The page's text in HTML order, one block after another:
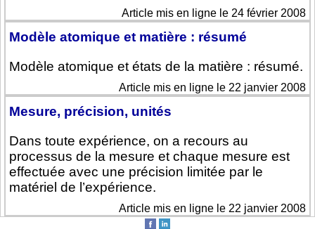
Article mis en ligne le 24 février 2008
Modèle atomique et matière : résumé
Modèle atomique et états de la matière : résumé.
Article mis en ligne le 22 janvier 2008
Mesure, précision, unités
Dans toute expérience, on a recours au
processus de la mesure et chaque mesure est
effectuée avec une précision limitée par le
matériel de l’expérience.
Article mis en ligne le 22 janvier 2008